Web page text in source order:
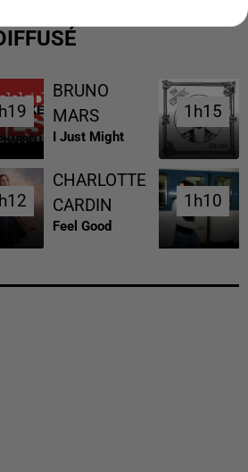
BRUNO
MARS
I Just Might
1h15
1h15
CHARLOTTE
CARDIN
Feel Good
1h10
1h10